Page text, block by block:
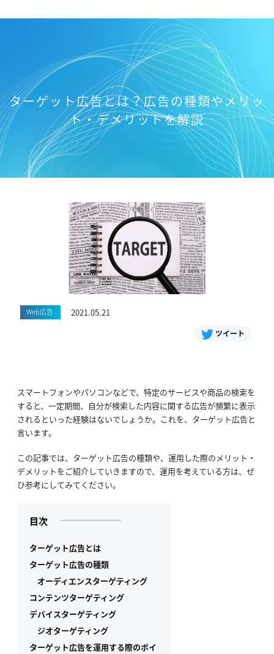
ターゲット広告とは？広告の種類やメリッ
ト・デメリットを解説
Web広告 2021.05.21
ツイート
スマートフォンやパソコンなどで、特定のサービスや商品の検索を
すると、一定期間、自分が検索した内容に関する広告が頻繁に表示
されるといった経験はないでしょうか。これを、ターゲット広告と
言います。
この記事では、ターゲット広告の種類や、運用した際のメリット・
デメリットをご紹介していきますので、運用を考えている方は、ぜ
ひ参考にしてみてください。
目次
ターゲット広告とは
ターゲット広告の種類
オーディエンスターゲティング
コンテンツターゲティング
デバイスターゲティング
ジオターゲティング
ターゲット広告を運用する際のポイ